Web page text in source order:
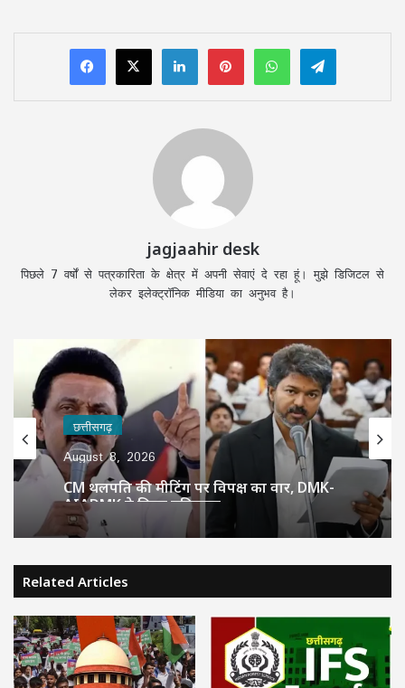
LinkedInPinterestWhatsAppTelegram
jagjaahir desk
पिछले 7 वर्षों से पत्रकारिता के क्षेत्र में अपनी सेवाएं दे रहा हूं। मुझे डिजिटल से
लेकर इलेक्ट्रॉनिक मीडिया का अनुभव है।
छत्तीसगढ़
August 8, 2026
CM थलपति की मीटिंग पर विपक्ष का वार, DMK-
AIADMK ने किया बहिष्कार
Related Articles